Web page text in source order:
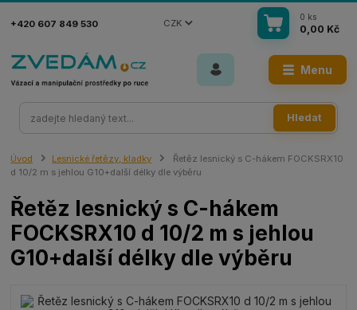
Menu
CZK
Hledat
+420 607 849 530
0 ks
0,00 Kč
Úvod Lesnické řetězy, kladky
Řetěz lesnický s C-hákem FOCKSRX10
d 10/2 m s jehlou G10+další délky dle výběru
Řetěz lesnický s C-hákem
FOCKSRX10 d 10/2 m s jehlou
G10+další délky dle výběru